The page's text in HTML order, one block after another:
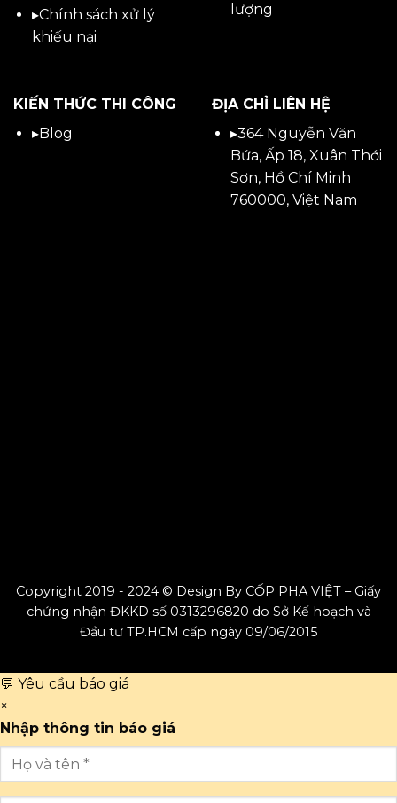
▸Chính sách xử lý
khiếu nại
lượng
KIẾN THỨC THI CÔNG
▸Blog
ĐỊA CHỈ LIÊN HỆ
▸364 Nguyễn Văn
Bứa, Ấp 18, Xuân Thới
Sơn, Hồ Chí Minh
760000, Việt Nam
Copyright 2019 - 2024 © Design By CỐP PHA VIỆT – Giấy
chứng nhận ĐKKD số 0313296820 do Sở Kế hoạch và
Đầu tư TP.HCM cấp ngày 09/06/2015
💬 Yêu cầu báo giá
×
Nhập thông tin báo giá